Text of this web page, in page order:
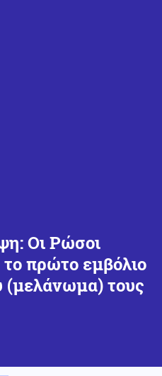
Οι Ρώσοι
πρώτο εμβόλιο
(μελάνωμα) τους